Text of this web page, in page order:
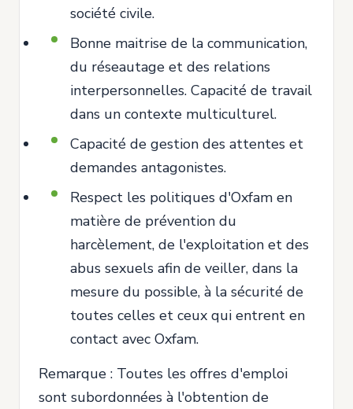
société civile.
Bonne maitrise de la communication,
du réseautage et des relations
interpersonnelles. Capacité de travail
dans un contexte multiculturel.
Capacité de gestion des attentes et
demandes antagonistes.
Respect les politiques d'Oxfam en
matière de prévention du
harcèlement, de l'exploitation et des
abus sexuels afin de veiller, dans la
mesure du possible, à la sécurité de
toutes celles et ceux qui entrent en
contact avec Oxfam.
Remarque : Toutes les offres d'emploi
sont subordonnées à l'obtention de